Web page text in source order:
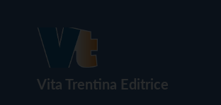
Vita Trentina Editrice